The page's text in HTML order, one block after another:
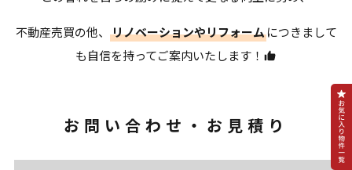
不動産売買の他、 リノベーションやリフォームにつきまして
も自信を持ってご案内いたします！
お問い合わせ・お見積り